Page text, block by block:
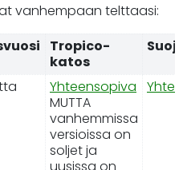
vanhempaan telttaasi:
Tropico-
katos
Yhteensopiva
MUTTA
vanhemmissa
versioissa on
soljet ja
uusissa on